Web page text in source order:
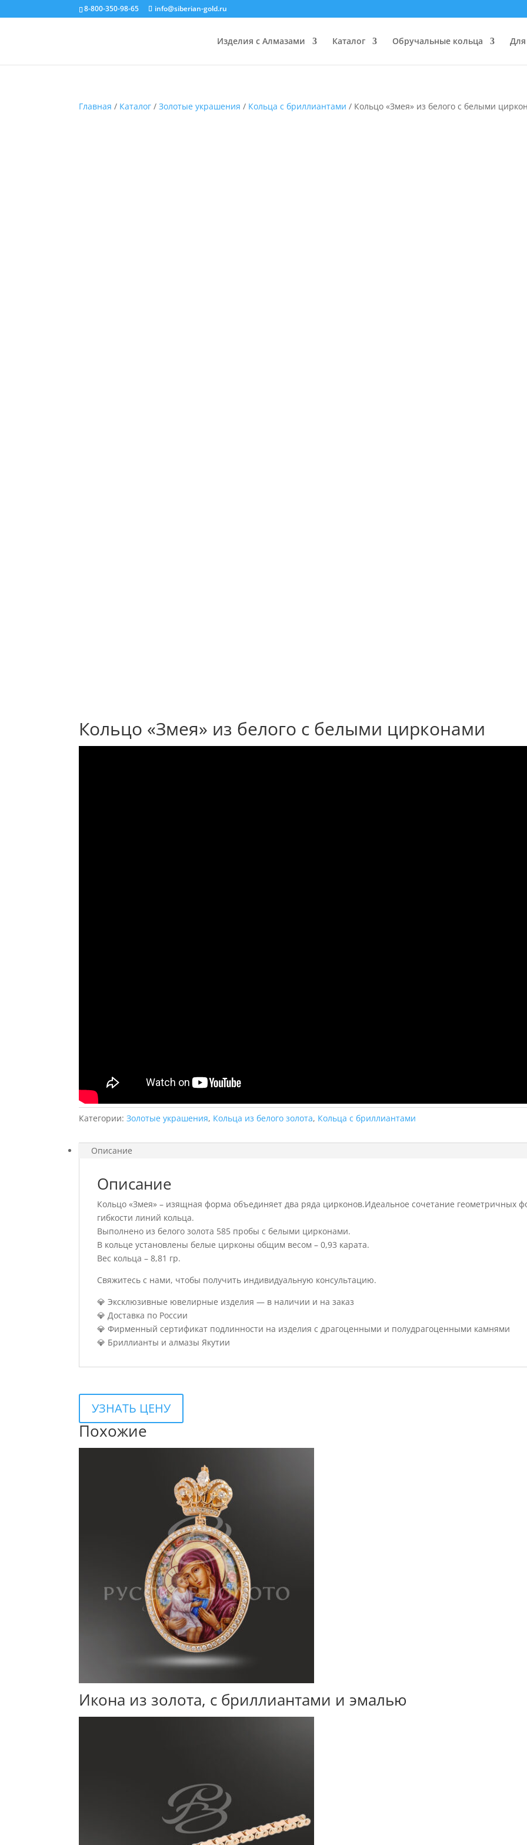
8-800-350-98-65 info@siberian-gold.ru
Изделия с Алмазами Каталог Обручальные кольца
Главная / Каталог /Золотые украшения / Кольца с бриллиантами / Кольцо «Змея» из белого с белыми
Кольцо «Змея» из белого с белыми цирконами
Категории:Золотые украшения, Кольца из белого золота, Кольца с бриллиантами
Описание
Описание
Кольцо «Змея» – изящная форма объединяет два ряда цирконов.Идеальное сочетание геометричных
гибкости линий кольца.
Выполнено из белого золота 585 пробы с белыми цирконами.
В кольце установлены белые цирконы общим весом – 0,93 карата.
Вес кольца – 8,81 гр.
Свяжитесь с нами, чтобы получить индивидуальную консультацию.
💎 Эксклюзивные ювелирные изделия — в наличии и на заказ
💎 Доставка по России
💎 Фирменный сертификат подлинности на изделия с драгоценными и полудрагоценными камнями
💎 Бриллианты и алмазы Якутии
УЗНАТЬ ЦЕНУ
Похожие
Икона из золота, с бриллиантами и эмалью